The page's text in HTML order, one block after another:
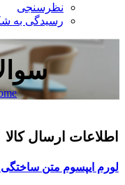
نظرسنجی
رسیدگی به
اطلاعات ارسال کالا
لورم ایپسوم متن